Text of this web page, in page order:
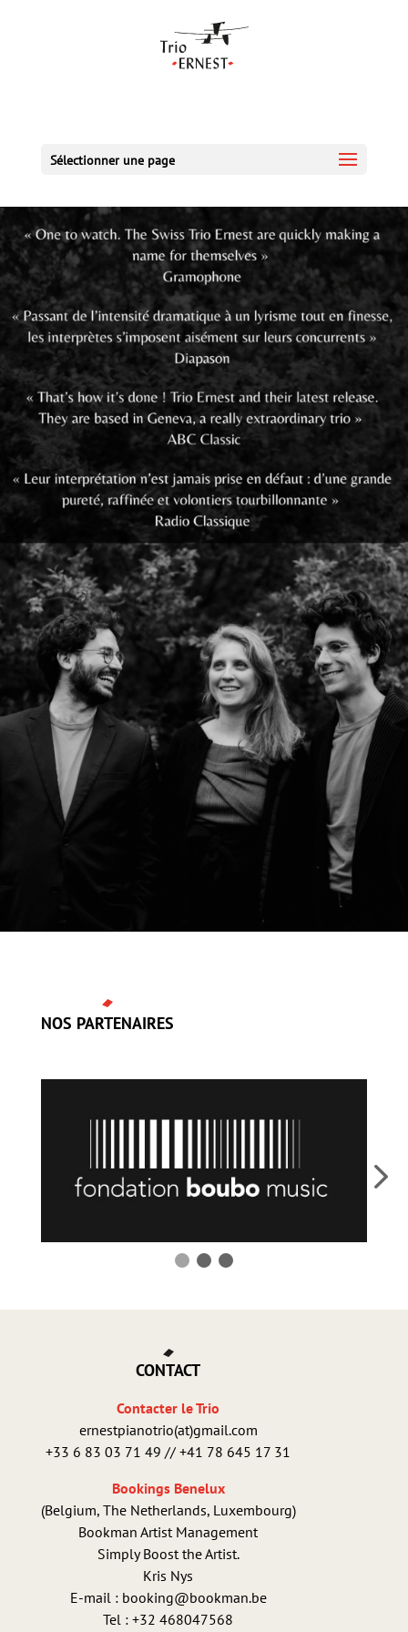
Sélectionner une page
NOS PARTENAIRES
CONTACT
Contacter le Trio
ernestpianotrio(at)gmail.com
+33 6 83 03 71 49 // +41 78 645 17 31
Bookings Benelux
(Belgium, The Netherlands, Luxembourg)
Bookman Artist Management
Simply Boost the Artist.
Kris Nys
E-mail : booking@bookman.be
Tel : +32 468047568